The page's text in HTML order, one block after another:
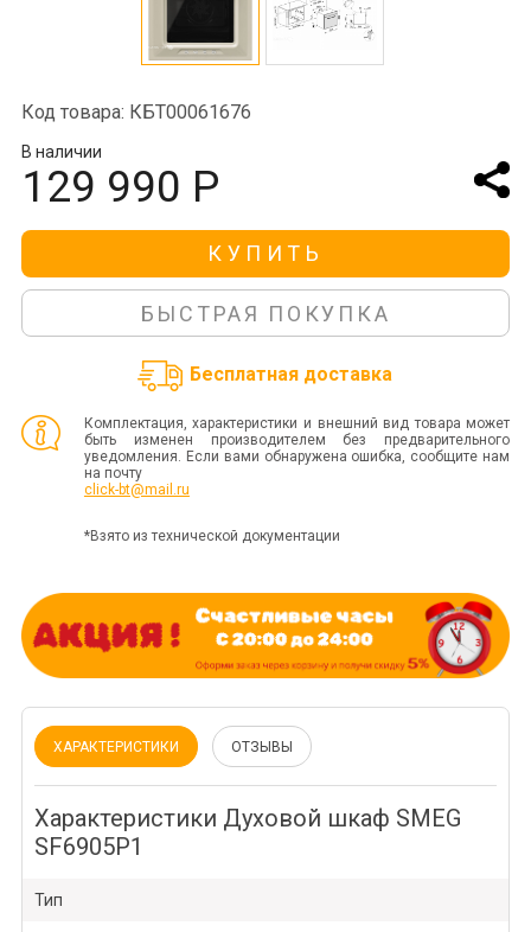
Код товара: КБТ00061676
В наличии
129 990 Р
КУПИТЬ
БЫСТРАЯ ПОКУПКА
Бесплатная доставка
Комплектация, характеристики и внешний вид товара может
быть изменен производителем без предварительного
уведомления. Если вами обнаружена ошибка, сообщите нам
на почту
click-bt@mail.ru
*Взято из технической документации
ХАРАКТЕРИСТИКИ ОТЗЫВЫ
Характеристики Духовой шкаф SMEG
SF6905P1
Тип